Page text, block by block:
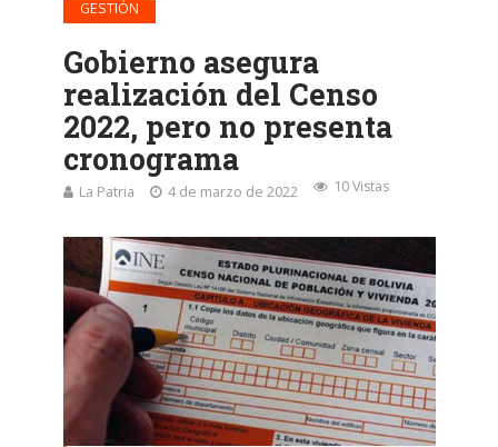
GESTIÓN
Gobierno asegura
realización del Censo
2022, pero no presenta
cronograma
La Patria 4 de marzo de 2022 10 Vistas